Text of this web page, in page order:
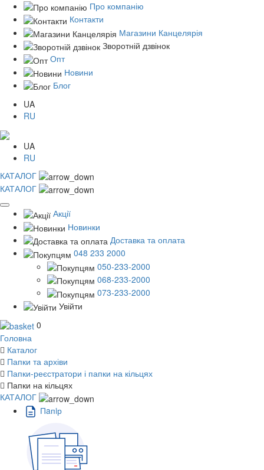
Про компанію
Контакти
Магазини Канцелярія
Зворотній дзвінок
Опт
Новини
Блог
UA
RU
UA
RU
КАТАЛОГ
КАТАЛОГ
Акції
Новинки
Доставка та оплата
048 233 2000
050-233-2000
068-233-2000
073-233-2000
Увійти
0
Головна
Каталог
Папки та архіви
Папки-реєстратори і папки на кільцях
Папки на кільцях
КАТАЛОГ
Пaпiр